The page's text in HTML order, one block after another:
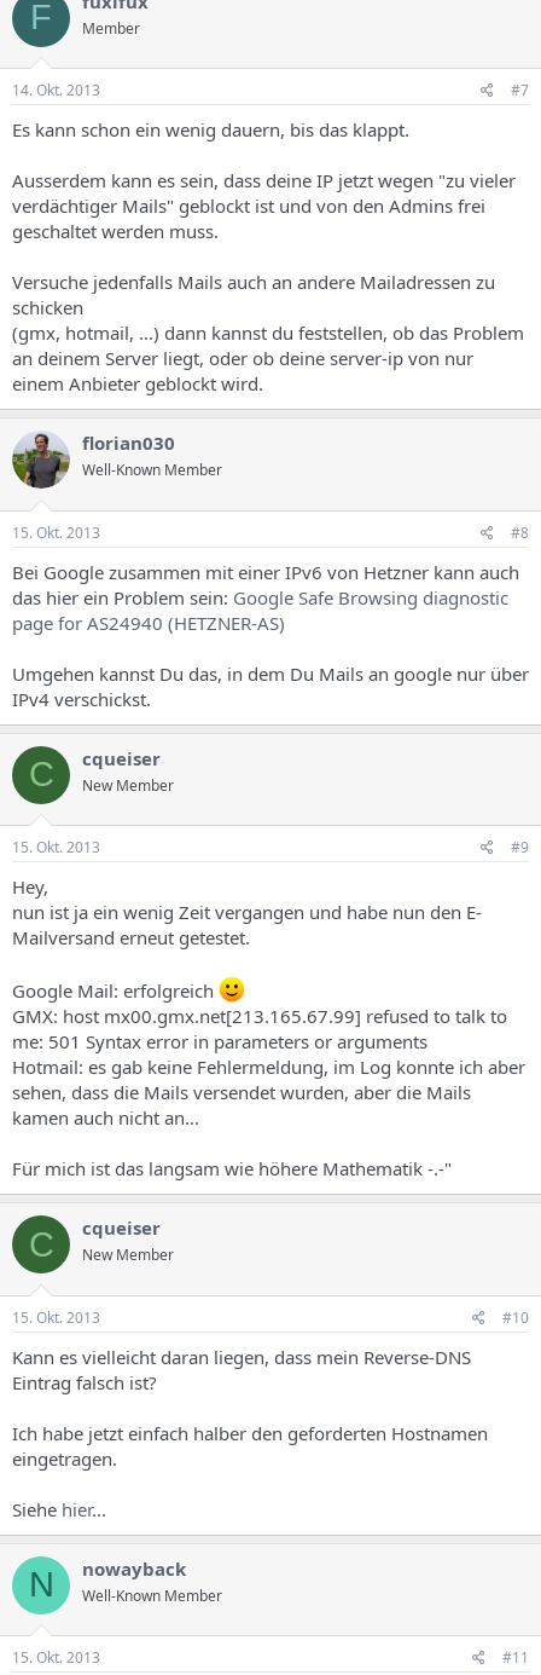
F Member
14. Okt. 2013 #7
Es kann schon ein wenig dauern, bis das klappt.
Ausserdem kann es sein, dass deine IP jetzt wegen "zu vieler
verdächtiger Mails" geblockt ist und von den Admins frei
geschaltet werden muss.
Versuche jedenfalls Mails auch an andere Mailadressen zu
schicken
(gmx, hotmail, ...) dann kannst du feststellen, ob das Problem
an deinem Server liegt, oder ob deine server-ip von nur
einem Anbieter geblockt wird.
florian030
Well-Known Member
15. Okt. 2013 #8
Bei Google zusammen mit einer IPv6 von Hetzner kann auch
das hier ein Problem sein: Google Safe Browsing diagnostic
page for AS24940 (HETZNER-AS)
Umgehen kannst Du das, in dem Du Mails an google nur über
IPv4 verschickst.
C cqueiser
New Member
15. Okt. 2013 #9
Hey,
nun ist ja ein wenig Zeit vergangen und habe nun den E-
Mailversand erneut getestet.
Google Mail: erfolgreich
GMX: host mx00.gmx.net[213.165.67.99] refused to talk to
me: 501 Syntax error in parameters or arguments
Hotmail: es gab keine Fehlermeldung, im Log konnte ich aber
sehen, dass die Mails versendet wurden, aber die Mails
kamen auch nicht an...
Für mich ist das langsam wie höhere Mathematik -.-"
C cqueiser
New Member
15. Okt. 2013 #10
Kann es vielleicht daran liegen, dass mein Reverse-DNS
Eintrag falsch ist?
Ich habe jetzt einfach halber den geforderten Hostnamen
eingetragen.
Siehe hier...
N nowayback
Well-Known Member
15. Okt. 2013 #11